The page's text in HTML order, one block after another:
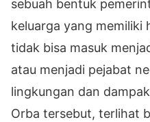
sebuah bentuk
keluarga yang memiliki
tidak bisa masuk
atau menjadi pejabat
lingkungan dan
Orba tersebut, terlihat